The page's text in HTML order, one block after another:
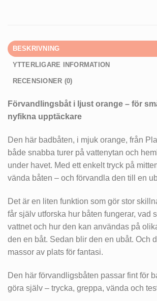
BESKRIVNING
YTTERLIGARE INFORMATION
RECENSIONER (0)
Förvandlingsbåt i ljust orange – för
nyfikna upptäckare
Den här badbåten, i mjuk orange, från
både snabba turer på vattenytan och
under havet. Med ett enkelt tryck på
vända båten – och förvandla den till en
Det är en liten funktion som gör stor
får själv utforska hur båten fungerar, vad
vattnet och hur den kan användas på
den en båt. Sedan blir den en ubåt. Och
massor av plats för fantasi.
Den här förvandligsbåten passar fint för
göra själv – trycka, greppa, vända och